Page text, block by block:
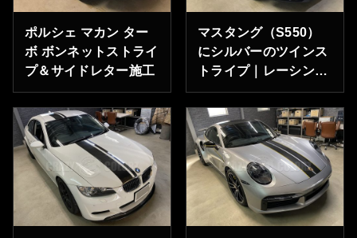
ポルシェ マカン ター
ボ ボンネットストライ
プ＆サイドレター施工
マスタング（S550）
にシルバーのツインス
トライプ｜レーシング
ストライプ＆セラミッ
クコーティング施工事
例（東京）